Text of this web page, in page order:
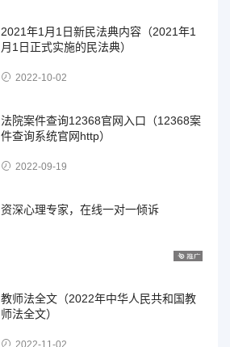
2021年1月1日新民法典内容（2021年1
月1日正式实施的民法典）
2022-10-02
法院案件查询12368官网入口（12368案
件查询系统官网http）
2022-09-19
资深心理专家，在线一对一倾诉
教师法全文（2022年中华人民共和国教
师法全文）